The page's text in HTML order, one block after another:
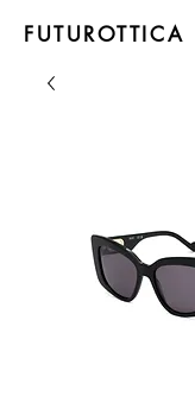
FUTUROTTICA